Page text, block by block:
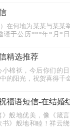
在何地为某某与某某
谨于公历***年*月*
精选推荐
棉袄，今后你们的
的阳光，祝贺喜得千
福语短信-在结婚
般地优美，像《箴
》般地和睦！祥云